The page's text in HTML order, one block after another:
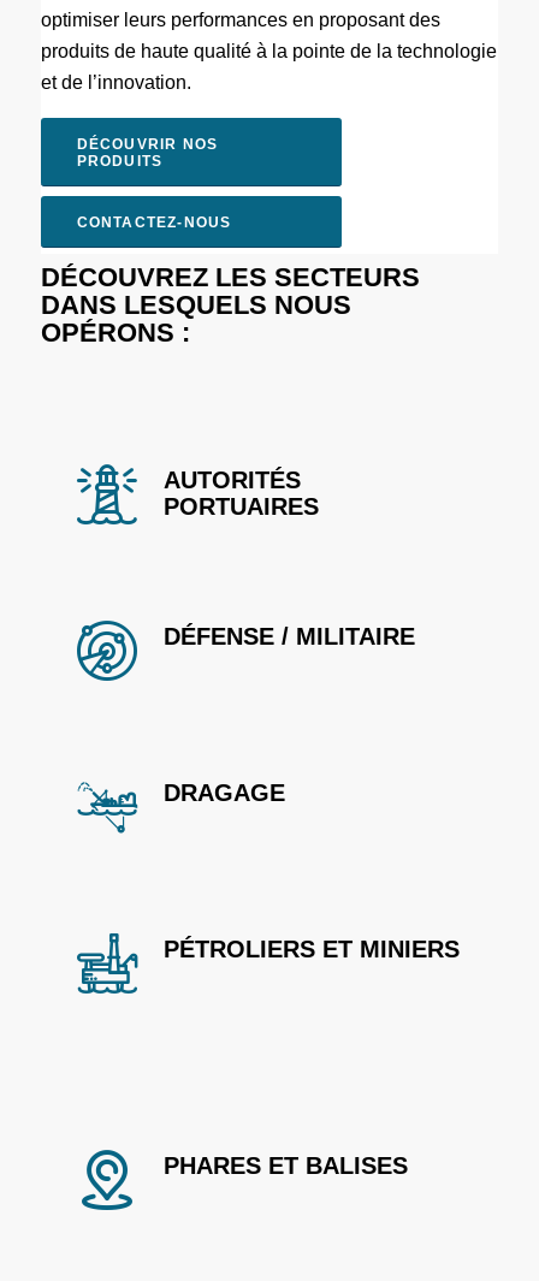
optimiser leurs performances en proposant des
produits de haute qualité à la pointe de la technologie
et de l’innovation.
DÉCOUVRIR NOS
PRODUITS
CONTACTEZ-NOUS
DÉCOUVREZ LES SECTEURS
DANS LESQUELS NOUS
OPÉRONS :
AUTORITÉS
PORTUAIRES
DÉFENSE / MILITAIRE
DRAGAGE
PÉTROLIERS ET MINIERS
PHARES ET BALISES